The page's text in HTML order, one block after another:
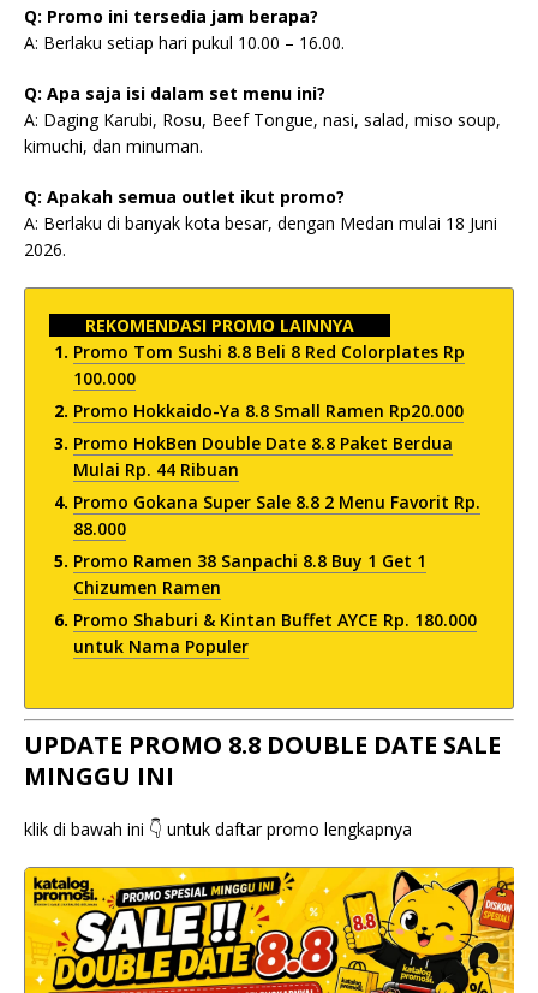
Q: Promo ini tersedia jam berapa?
A: Berlaku setiap hari pukul 10.00 – 16.00.
Q: Apa saja isi dalam set menu ini?
A: Daging Karubi, Rosu, Beef Tongue, nasi, salad, miso soup,
kimuchi, dan minuman.
Q: Apakah semua outlet ikut promo?
A: Berlaku di banyak kota besar, dengan Medan mulai 18 Juni
2026.
REKOMENDASI PROMO LAINNYA
Promo Tom Sushi 8.8 Beli 8 Red Colorplates Rp
100.000
Promo Hokkaido-Ya 8.8 Small Ramen Rp20.000
Promo HokBen Double Date 8.8 Paket Berdua
Mulai Rp. 44 Ribuan
Promo Gokana Super Sale 8.8 2 Menu Favorit Rp.
88.000
Promo Ramen 38 Sanpachi 8.8 Buy 1 Get 1
Chizumen Ramen
Promo Shaburi & Kintan Buffet AYCE Rp. 180.000
untuk Nama Populer
UPDATE PROMO 8.8 DOUBLE DATE SALE
MINGGU INI
klik di bawah ini 👇 untuk daftar promo lengkapnya